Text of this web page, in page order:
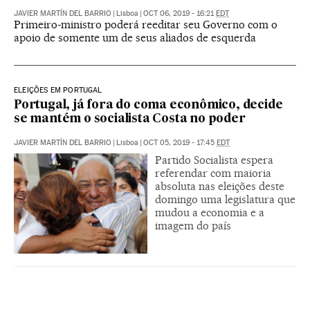
JAVIER MARTÍN DEL BARRIO Lisboa OCT 06, 2019 - 16:21 EDT
Primeiro-ministro poderá reeditar seu Governo com o
apoio de somente um de seus aliados de esquerda
ELEIÇÕES EM PORTUGAL
Portugal, já fora do coma econômico, decide
se mantém o socialista Costa no poder
JAVIER MARTÍN DEL BARRIO Lisboa OCT 05, 2019 - 17:45 EDT
Partido Socialista espera
referendar com maioria
absoluta nas eleições deste
domingo uma legislatura que
mudou a economia e a
imagem do país